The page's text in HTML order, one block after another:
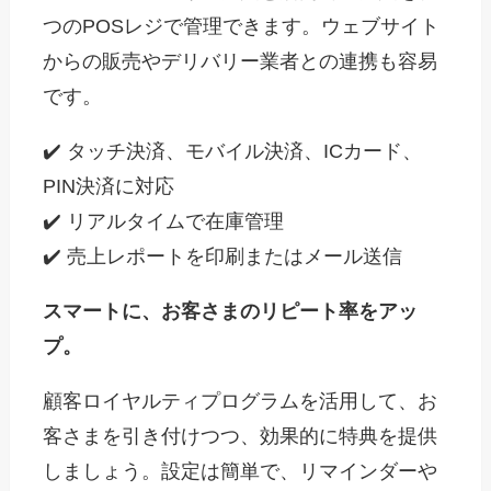
つのPOSレジで管理できます。ウェブサイト
からの販売やデリバリー業者との連携も容易
です。
✔️ タッチ決済、モバイル決済、ICカード、
PIN決済に対応
✔️ リアルタイムで在庫管理
✔️ 売上レポートを印刷またはメール送信
スマートに、お客さまのリピート率をアッ
プ。
顧客ロイヤルティプログラムを活用して、お
客さまを引き付けつつ、効果的に特典を提供
しましょう。設定は簡単で、リマインダーや